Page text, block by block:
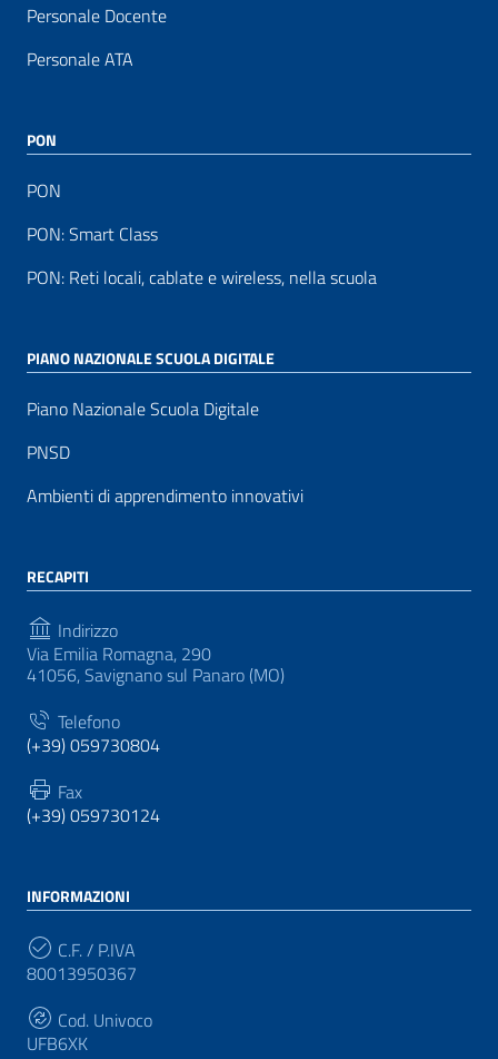
Personale Docente
Personale ATA
PON
PON
PON: Smart Class
PON: Reti locali, cablate e wireless, nella scuola
PIANO NAZIONALE SCUOLA DIGITALE
Piano Nazionale Scuola Digitale
PNSD
Ambienti di apprendimento innovativi
RECAPITI
Indirizzo
Via Emilia Romagna, 290
41056, Savignano sul Panaro (MO)
Telefono
(+39) 059730804
Fax
(+39) 059730124
INFORMAZIONI
C.F. / P.IVA
80013950367
Cod. Univoco
UFB6XK